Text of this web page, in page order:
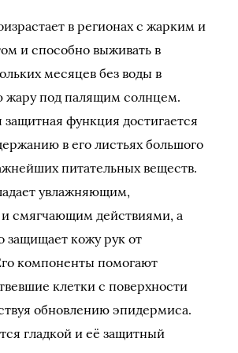
в регионах с жарким и
и способно выживать в
месяцев без воды в
под палящим солнцем.
функция достигается
в его листьях большого
питательных веществ.
увлажняющим,
смягчающим действиями, а
защищает кожу рук от
компоненты помогают
клетки с поверхности
обновлению эпидермиса.
гладкой и её защитный